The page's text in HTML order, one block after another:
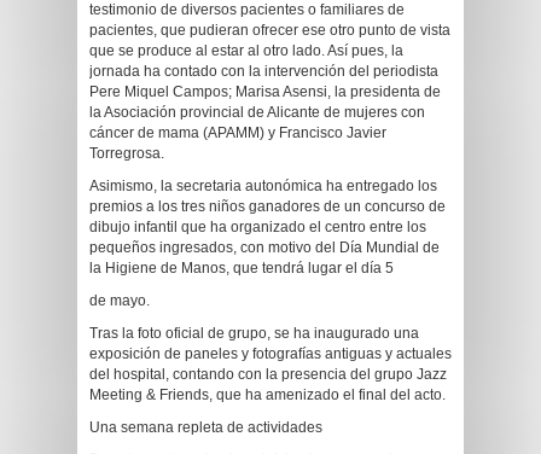
testimonio de diversos pacientes o familiares de
pacientes, que pudieran ofrecer ese otro punto de vista
que se produce al estar al otro lado. Así pues, la
jornada ha contado con la intervención del periodista
Pere Miquel Campos; Marisa Asensi, la presidenta de
la Asociación provincial de Alicante de mujeres con
cáncer de mama (APAMM) y Francisco Javier
Torregrosa.
Asimismo, la secretaria autonómica ha entregado los
premios a los tres niños ganadores de un concurso de
dibujo infantil que ha organizado el centro entre los
pequeños ingresados, con motivo del Día Mundial de
la Higiene de Manos, que tendrá lugar el día 5
de mayo.
Tras la foto oficial de grupo, se ha inaugurado una
exposición de paneles y fotografías antiguas y actuales
del hospital, contando con la presencia del grupo Jazz
Meeting & Friends, que ha amenizado el final del acto.
Una semana repleta de actividades